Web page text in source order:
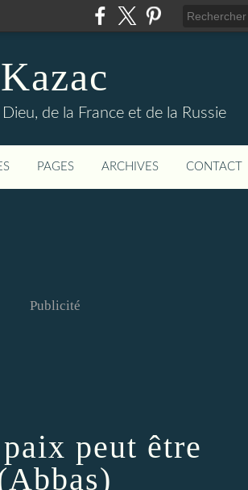
Kazac
de la France et de la Russie
PAGES ARCHIVES CONTACT
Publicité
peut être